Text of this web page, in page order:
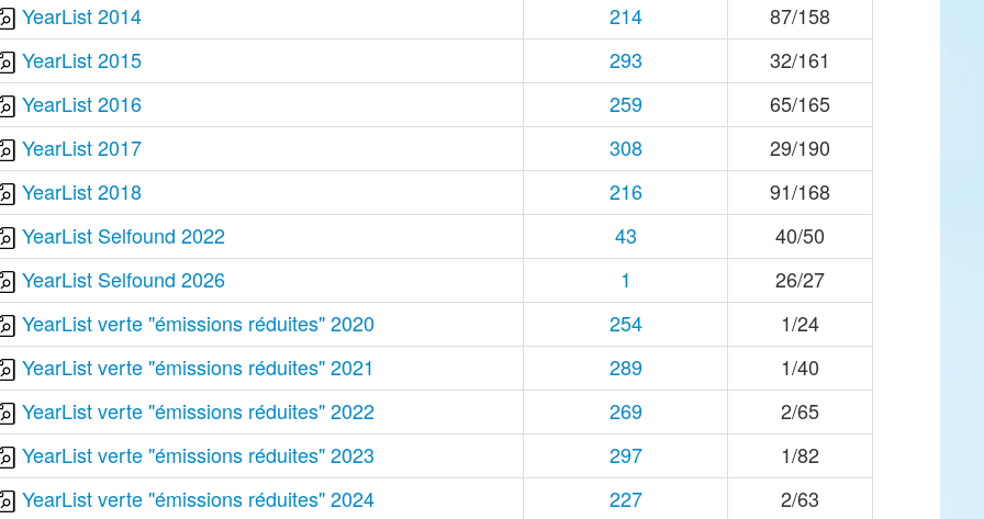
YearList 2014
214
87/158
YearList 2015
293
32/161
YearList 2016
259
65/165
YearList 2017
308
29/190
YearList 2018
216
91/168
YearList Selfound 2022
43
40/50
YearList Selfound 2026
1
26/27
YearList verte "émissions réduites" 2020
254
1/24
YearList verte "émissions réduites" 2021
289
1/40
YearList verte "émissions réduites" 2022
269
2/65
YearList verte "émissions réduites" 2023
297
1/82
YearList verte "émissions réduites" 2024
227
2/63